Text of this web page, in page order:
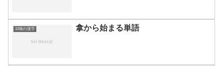
10画の漢字 拿から始まる単語